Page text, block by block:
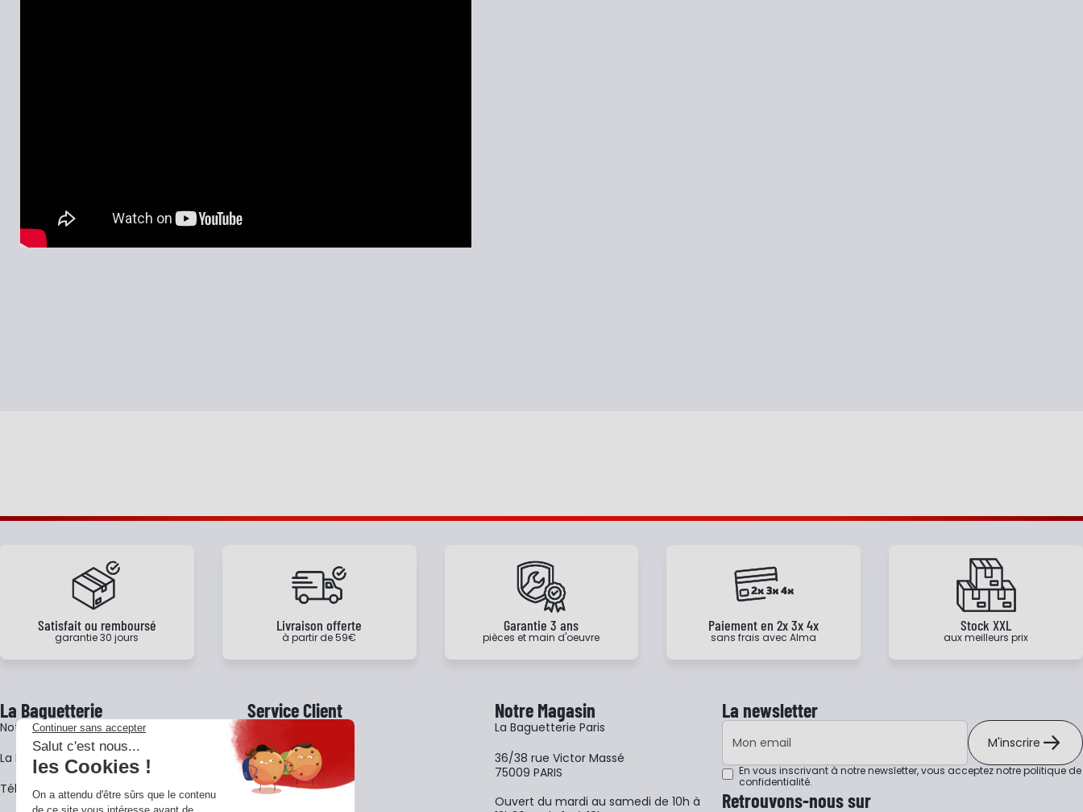
Satisfait ou remboursé
garantie 30 jours
Livraison offerte
à partir de 59€
Garantie 3 ans
pièces et main d'oeuvre
Paiement en 2x 3x 4x
sans frais avec Alma
Stock XXL
aux meilleurs prix
La Baguetterie
Notre histoire
La BagShow
​Télécharger le catalogue
Service Client
Garantie 3 ans
CGV
Notre Magasin
La Baguetterie Paris
36/38 rue Victor Massé
75009 PARIS
Ouvert du mardi au samedi de 10h à
La newsletter
Adresse e-mail
M'inscrire
En vous inscrivant à notre newsletter, vous acceptez notrepolitique de
confidentialité.
Retrouvons-nous sur